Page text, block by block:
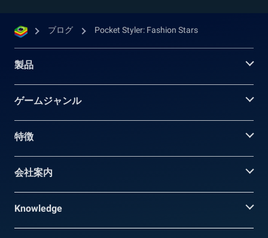
ブログ Pocket Styler: Fashion Stars
製品
ゲームジャンル
特徴
会社案内
Knowledge